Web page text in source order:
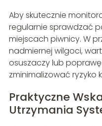
Aby skutecznie
regularnie sprawdzać
miejscach piwnicy. W
nadmiernej wilgoci,
osuszaczy lub
zminimalizować ryzyko
Praktyczne
Utrzymania